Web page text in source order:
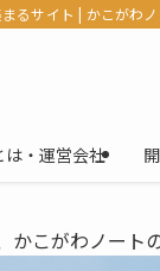
るサイト | かこがわノ
・運営会社
かこがわノート